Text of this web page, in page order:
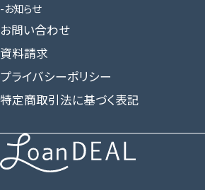
お知らせ
お問い合わせ
資料請求
プライバシーポリシー
特定商取引法に基づく表記